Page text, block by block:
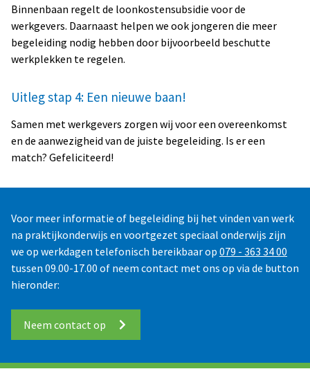
Binnenbaan regelt de loonkostensubsidie voor de
werkgevers. Daarnaast helpen we ook jongeren die meer
begeleiding nodig hebben door bijvoorbeeld beschutte
werkplekken te regelen.
Uitleg stap 4: Een nieuwe baan!
Samen met werkgevers zorgen wij voor een overeenkomst
en de aanwezigheid van de juiste begeleiding. Is er een
match? Gefeliciteerd!
Voor meer informatie of begeleiding bij het vinden van werk
na praktijkonderwijs en voortgezet speciaal onderwijs zijn
we op werkdagen telefonisch bereikbaar op 079 - 363 34 00
tussen 09.00-17.00 of neem contact met ons op via de button
hieronder:
Neem contact op